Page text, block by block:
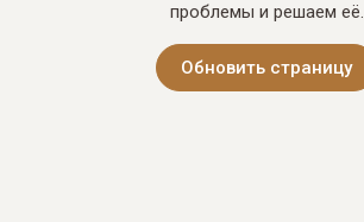
проблемы и решаем её.
Обновить страницу